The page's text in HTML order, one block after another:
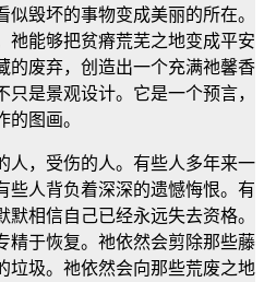
毁坏的事物变成美丽的所在。
祂能够把贫瘠荒芜之地变成平安
的废弃，创造出一个充满祂馨香
是景观设计。它是一个预言，
图画。
人，受伤的人。有些人多年来一
些人背负着深深的遗憾悔恨。有
相信自己已经永远失去资格。
精于恢复。祂依然会剪除那些藤
垃圾。祂依然会向那些荒废之地